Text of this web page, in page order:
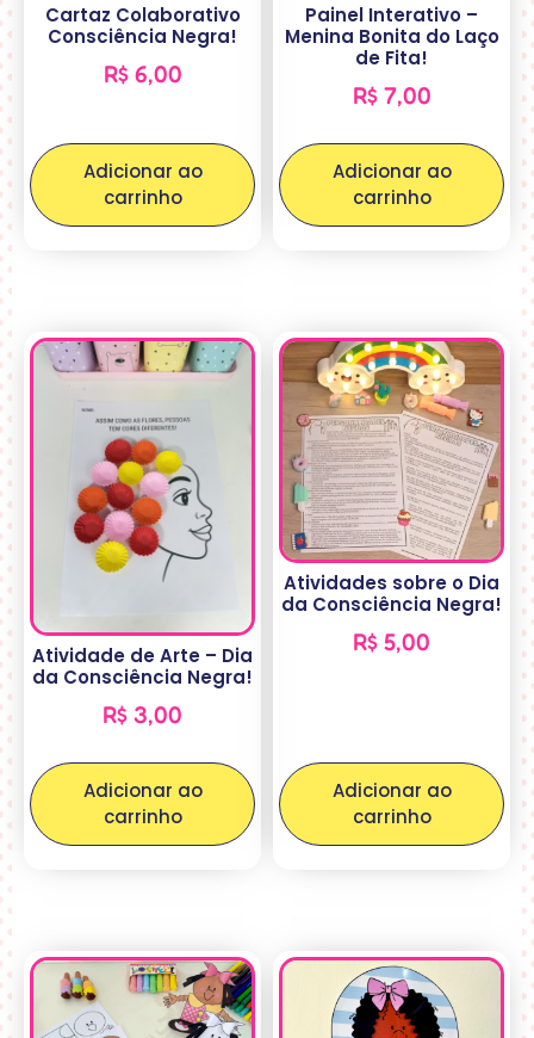
Cartaz Colaborativo
Consciência Negra!
R$6,00
Adicionar ao
carrinho
Painel Interativo –
Menina Bonita do Laço
de Fita!
R$7,00
Adicionar ao
carrinho
Atividade de Arte – Dia
da Consciência Negra!
R$ 3,00
Adicionar ao
carrinho
Atividades sobre o Dia
da Consciência Negra!
R$ 5,00
Adicionar ao
carrinho